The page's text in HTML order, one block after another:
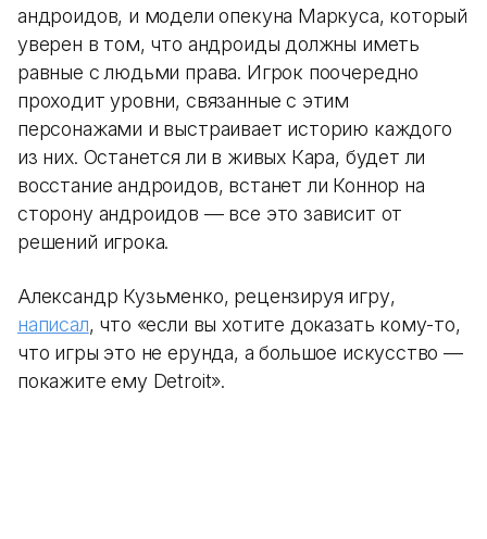
андроидов, и модели опекуна Маркуса, который
уверен в том, что андроиды должны иметь
равные с людьми права. Игрок поочередно
проходит уровни, связанные с этим
персонажами и выстраивает историю каждого
из них. Останется ли в живых Кара, будет ли
восстание андроидов, встанет ли Коннор на
сторону андроидов — все это зависит от
решений игрока.
Александр Кузьменко, рецензируя игру,
написал, что «если вы хотите доказать кому-то,
что игры это не ерунда, а большое искусство —
покажите ему Detroit».